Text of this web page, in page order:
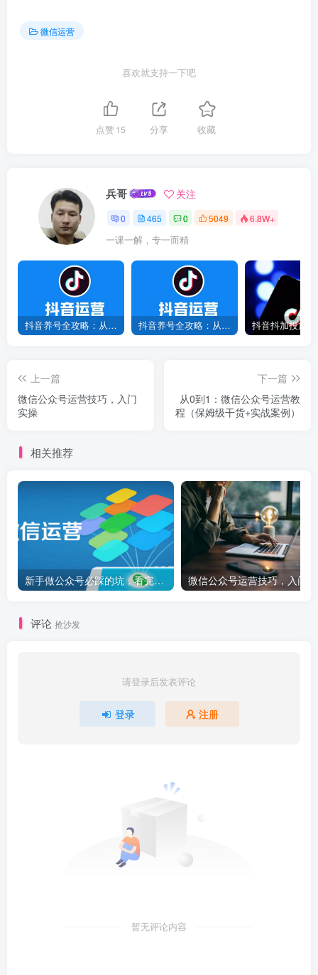
微信运营
喜欢就支持一下吧
点赞15 分享 收藏
兵哥 关注
0 465 0 5049 6.8W+
一课一解，专一而精
抖音养号全攻略：从0到1打造爆款账号，新手必看！ 抖音养号全攻略：从0到爆款，7天打造高权重账号！
上一篇
微信公众号运营技巧，入门
实操
下一篇
从0到1：微信公众号运营教
程（保姆级干货+实战案例）
相关推荐
新手做公众号必踩的坑，看完这篇全避开！ 微信公众号运营技巧，入门
评论 抢沙发
请登录后发表评论
登录 注册
暂无评论内容